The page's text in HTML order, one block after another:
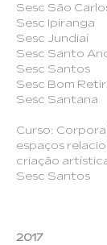
Sesc São
Sesc Ipiranga
Sesc Jundiaí
Sesc Santo
Sesc Santos
Sesc Bom
Sesc Santana
Curso:
espaços
criação
Sesc Santos
2017